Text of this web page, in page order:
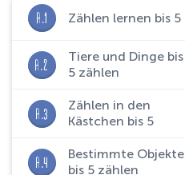
A.1 Zählen lernen bis 5
A.2
Tiere und Dinge bis
5 zählen
A.3
Zählen in den
Kästchen bis 5
A.4
Bestimmte Objekte
bis 5 zählen